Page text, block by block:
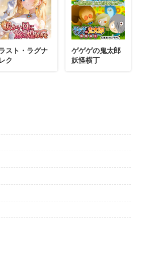
スト・ラグナ
ク
ゲゲゲの鬼太郎
妖怪横丁